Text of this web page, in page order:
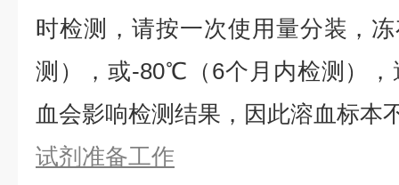
时检测，请按一次使用量分装，
测），或-80℃（6个月内检测）
血会影响检测结果，因此溶血标本
试剂准备工作